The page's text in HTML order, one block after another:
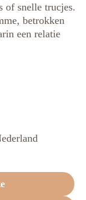
of snelle trucjes.
betrokken
een relatie